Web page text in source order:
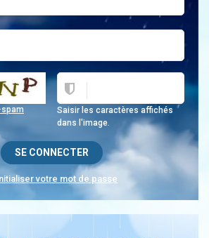
Saisir les caractères affichés
dans l'image.
votre mot de passe